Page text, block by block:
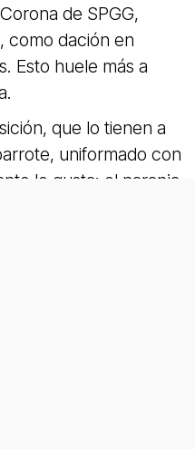
de SPGG,
como dación en
Esto huele más a
que lo tienen a
uniformado con
le gusta: el naranja.